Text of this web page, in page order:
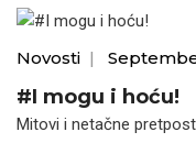
Novosti |
#I mogu i hoću!
Mitovi i netačne